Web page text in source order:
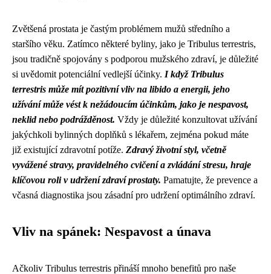
Zvětšená prostata je častým problémem mužů středního a
staršího věku. Zatímco některé byliny, jako je Tribulus terrestris,
jsou tradičně spojovány s podporou mužského zdraví, je důležité
si uvědomit potenciální vedlejší účinky. I když Tribulus
terrestris může mít pozitivní vliv na libido a energii, jeho
užívání může vést k nežádoucím účinkům, jako je nespavost,
neklid nebo podrážděnost. Vždy je důležité konzultovat užívání
jakýchkoli bylinných doplňků s lékařem, zejména pokud máte
již existující zdravotní potíže. Zdravý životní styl, včetně
vyvážené stravy, pravidelného cvičení a zvládání stresu, hraje
klíčovou roli v udržení zdraví prostaty. Pamatujte, že prevence a
včasná diagnostika jsou zásadní pro udržení optimálního zdraví.
Vliv na spánek: Nespavost a únava
Ačkoliv Tribulus terrestris přináší mnoho benefitů pro naše